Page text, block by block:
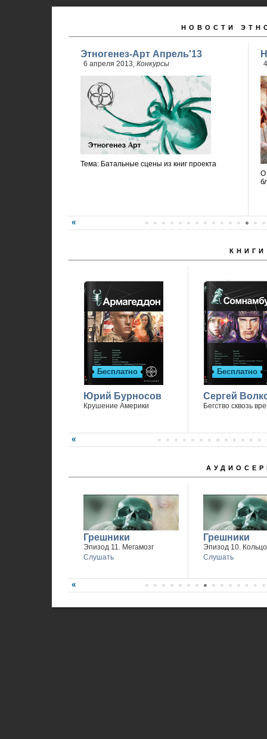
НОВОСТИ
Этногенез-Арт Апрель'13
6 апреля 2013, Конкурсы
Тема: Батальные сцены из книг проекта
О
КНИГИ
Бесплатно
Юрий Бурносов
Крушение Америки
Бесплатно
Сергей
Бегство сквозь
Грешники
Эпизод 11. Мегамозг
Слушать
Грешники
Эпизод 10. Кольцо
Слушать